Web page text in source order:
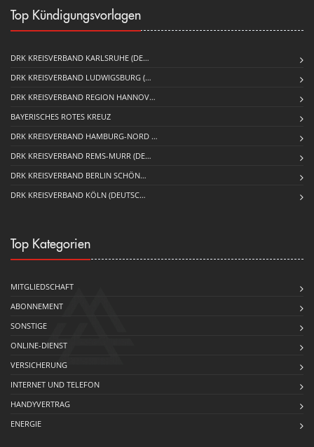
Top Kündigungsvorlagen
DRK KREISVERBAND KARLSRUHE (DE…
DRK KREISVERBAND LUDWIGSBURG (…
DRK KREISVERBAND REGION HANNOV…
BAYERISCHES ROTES KREUZ
DRK KREISVERBAND HAMBURG-NORD …
DRK KREISVERBAND REMS-MURR (DE…
DRK KREISVERBAND BERLIN SCHÖN…
DRK KREISVERBAND KÖLN (DEUTSC…
Top Kategorien
MITGLIEDSCHAFT
ABONNEMENT
SONSTIGE
ONLINE-DIENST
VERSICHERUNG
INTERNET UND TELEFON
HANDYVERTRAG
ENERGIE